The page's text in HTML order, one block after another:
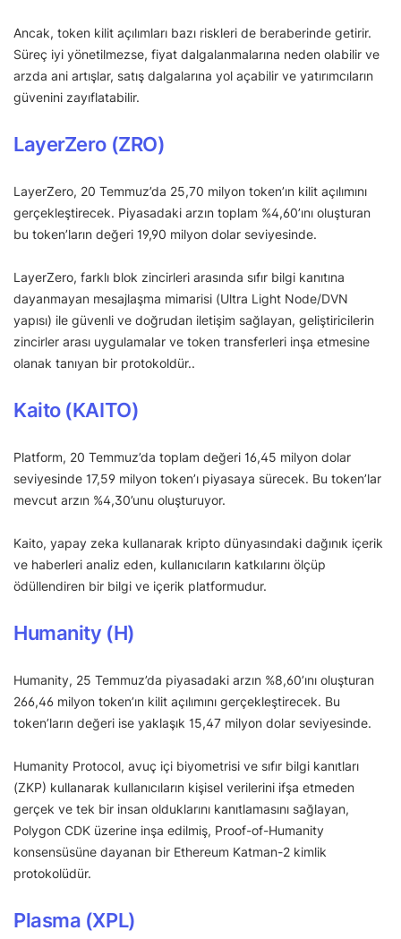
Ancak, token kilit açılımları bazı riskleri de beraberinde getirir.
Süreç iyi yönetilmezse, fiyat dalgalanmalarına neden olabilir ve
arzda ani artışlar, satış dalgalarına yol açabilir ve yatırımcıların
güvenini zayıflatabilir.
LayerZero (ZRO)
LayerZero, 20 Temmuz’da 25,70 milyon token’ın kilit açılımını
gerçekleştirecek. Piyasadaki arzın toplam %4,60’ını oluşturan
bu token’ların değeri 19,90 milyon dolar seviyesinde.
LayerZero, farklı blok zincirleri arasında sıfır bilgi kanıtına
dayanmayan mesajlaşma mimarisi (Ultra Light Node/DVN
yapısı) ile güvenli ve doğrudan iletişim sağlayan, geliştiricilerin
zincirler arası uygulamalar ve token transferleri inşa etmesine
olanak tanıyan bir protokoldür..
Kaito (KAITO)
Platform, 20 Temmuz’da toplam değeri 16,45 milyon dolar
seviyesinde 17,59 milyon token’ı piyasaya sürecek. Bu token’lar
mevcut arzın %4,30’unu oluşturuyor.
Kaito, yapay zeka kullanarak kripto dünyasındaki dağınık içerik
ve haberleri analiz eden, kullanıcıların katkılarını ölçüp
ödüllendiren bir bilgi ve içerik platformudur.
Humanity (H)
Humanity, 25 Temmuz’da piyasadaki arzın %8,60’ını oluşturan
266,46 milyon token’ın kilit açılımını gerçekleştirecek. Bu
token’ların değeri ise yaklaşık 15,47 milyon dolar seviyesinde.
Humanity Protocol, avuç içi biyometrisi ve sıfır bilgi kanıtları
(ZKP) kullanarak kullanıcıların kişisel verilerini ifşa etmeden
gerçek ve tek bir insan olduklarını kanıtlamasını sağlayan,
Polygon CDK üzerine inşa edilmiş, Proof-of-Humanity
konsensüsüne dayanan bir Ethereum Katman-2 kimlik
protokolüdür.
Plasma (XPL)